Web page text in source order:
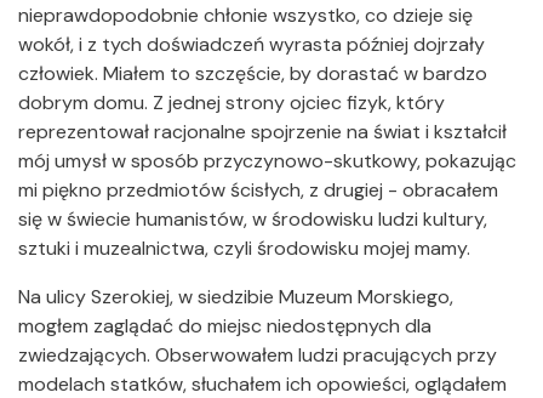
nieprawdopodobnie chłonie wszystko, co dzieje się
wokół, i z tych doświadczeń wyrasta później dojrzały
człowiek. Miałem to szczęście, by dorastać w bardzo
dobrym domu. Z jednej strony ojciec fizyk, który
reprezentował racjonalne spojrzenie na świat i kształcił
mój umysł w sposób przyczynowo-skutkowy, pokazując
mi piękno przedmiotów ścisłych, z drugiej - obracałem
się w świecie humanistów, w środowisku ludzi kultury,
sztuki i muzealnictwa, czyli środowisku mojej mamy.
Na ulicy Szerokiej, w siedzibie Muzeum Morskiego,
mogłem zaglądać do miejsc niedostępnych dla
zwiedzających. Obserwowałem ludzi pracujących przy
modelach statków, słuchałem ich opowieści, oglądałem